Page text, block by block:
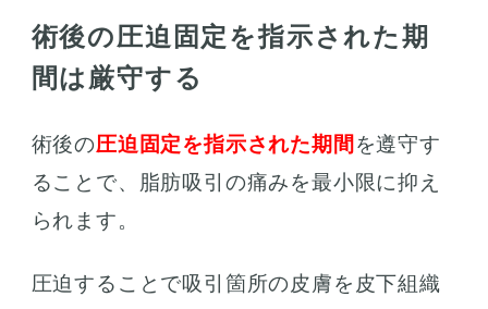
術後の圧迫固定を指示された期
間は厳守する
術後の圧迫固定を指示された期間 を遵守す
ることで、脂肪吸引の痛みを最小限に抑え
られます。
圧迫することで吸引箇所の皮膚を皮下組織